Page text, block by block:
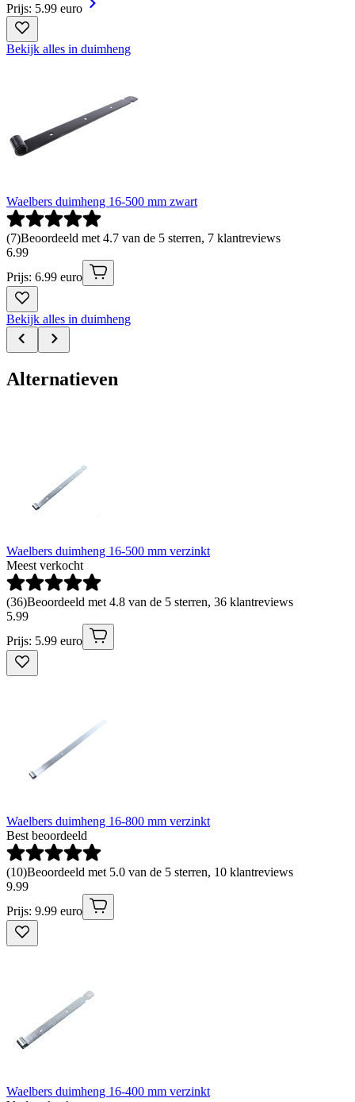
Prijs: 5.99 euro
Bekijk alles in duimheng
Waelbers duimheng 16-500 mm zwart
(7)Beoordeeld met 4.7 van de 5 sterren, 7 klantreviews
6.99
Prijs: 6.99 euro
Bekijk alles in duimheng
Alternatieven
Waelbers duimheng 16-500 mm verzinkt
Meest verkocht
(36)Beoordeeld met 4.8 van de 5 sterren, 36 klantreviews
5.99
Prijs: 5.99 euro
Waelbers duimheng 16-800 mm verzinkt
Best beoordeeld
(10)Beoordeeld met 5.0 van de 5 sterren, 10 klantreviews
9.99
Prijs: 9.99 euro
Waelbers duimheng 16-400 mm verzinkt